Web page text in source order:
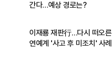
간다…예상 경로는?
이재룡 재판行…다시 떠오른
연예계 '사고 후 미조치' 사례